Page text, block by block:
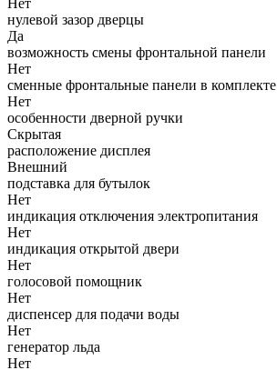
Нет
нулевой зазор дверцы
Да
возможность смены фронтальной панели
Нет
сменные фронтальные панели в комплекте
Нет
особенности дверной ручки
Скрытая
расположение дисплея
Внешний
подставка для бутылок
Нет
индикация отключения электропитания
Нет
индикация открытой двери
Нет
голосовой помощник
Нет
диспенсер для подачи воды
Нет
генератор льда
Нет